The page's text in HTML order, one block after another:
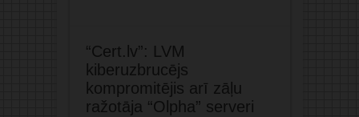
“Cert.lv”: LVM
kiberuzbrucējs
kompromitējis arī zāļu
ražotāja “Olpha” serveri